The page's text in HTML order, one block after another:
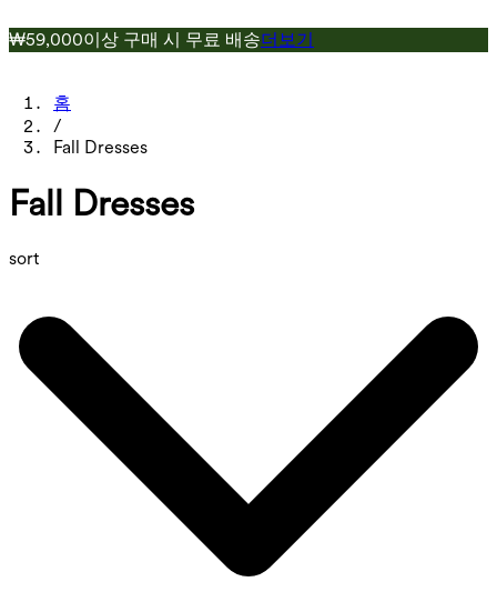
₩59,000이상 구매 시 무료 배송더보기
홈
/
Fall Dresses
Fall Dresses
sort